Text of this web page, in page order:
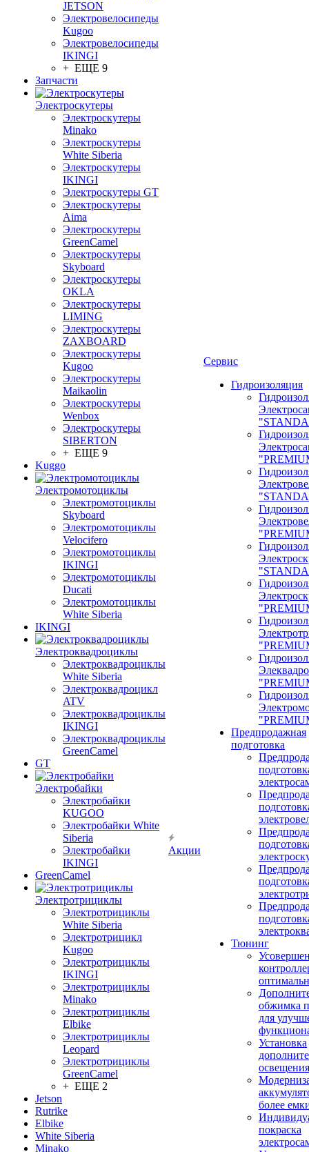
JETSON
Электровелосипеды
Kugoo
Электровелосипеды
IKINGI
+ ЕЩЕ 9
Запчасти
Электроскутеры
Электроскутеры
Minako
Электроскутеры
White Siberia
Электроскутеры
IKINGI
Электроскутеры GT
Электроскутеры
Aima
Электроскутеры
GreenCamel
Электроскутеры
Skyboard
Электроскутеры
OKLA
Электроскутеры
LIMING
Электроскутеры
ZAXBOARD
Электроскутеры
Kugoo
Электроскутеры
Maikaolin
Электроскутеры
Wenbox
Электроскутеры
SIBERTON
+ ЕЩЕ 9
Kuggo
Электромотоциклы
Электромотоциклы
Skyboard
Электромотоциклы
Velocifero
Электромотоциклы
IKINGI
Электромотоциклы
Ducati
Электромотоциклы
White Siberia
IKINGI
Электроквадроциклы
Электроквадроциклы
White Siberia
Электроквадроцикл
ATV
Электроквадроциклы
IKINGI
Электроквадроциклы
GreenCamel
GT
Электробайки
Электробайки
KUGOO
Электробайки White
Siberia
Электробайки
IKINGI
GreenCamel
Электротрициклы
Электротрициклы
White Siberia
Электротрицикл
Kugoo
Электротрициклы
IKINGI
Электротрициклы
Minako
Электротрициклы
Elbike
Электротрициклы
Leopard
Электротрициклы
GreenCamel
+ ЕЩЕ 2
Jetson
Rutrike
Elbike
White Siberia
Minako
Акции
Сервис
Гидроизоляция
Предпродажная
подготовка
Тюнинг
обжимка
для
Установка
освещения
более
покраска